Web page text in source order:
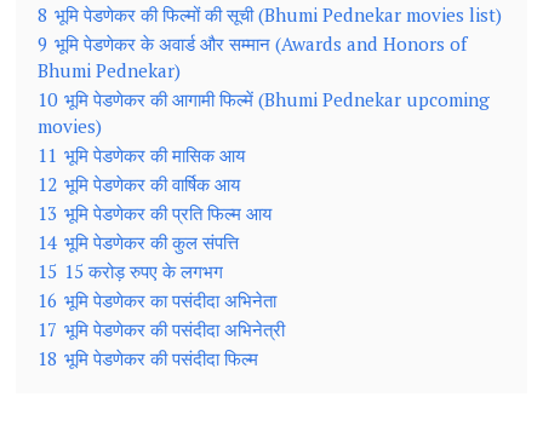
8 भूमि पेडणेकर की फिल्मों की सूची (Bhumi Pednekar movies list)
9 भूमि पेडणेकर के अवार्ड और सम्मान (Awards and Honors of
Bhumi Pednekar)
10 भूमि पेडणेकर की आगामी फिल्में (Bhumi Pednekar upcoming
movies)
11 भूमि पेडणेकर की मासिक आय
12 भूमि पेडणेकर की वार्षिक आय
13 भूमि पेडणेकर की प्रति फिल्म आय
14 भूमि पेडणेकर की कुल संपत्ति
15 15 करोड़ रुपए के लगभग
16 भूमि पेडणेकर का पसंदीदा अभिनेता
17 भूमि पेडणेकर की पसंदीदा अभिनेत्री
18 भूमि पेडणेकर की पसंदीदा फिल्म